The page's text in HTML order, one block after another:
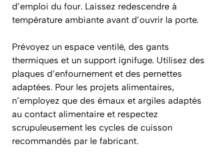
d’emploi du four. Laissez redescendre à
température ambiante avant d’ouvrir la porte.
Prévoyez un espace ventilé, des gants
thermiques et un support ignifuge. Utilisez des
plaques d’enfournement et des pernettes
adaptées. Pour les projets alimentaires,
n’employez que des émaux et argiles adaptés
au contact alimentaire et respectez
scrupuleusement les cycles de cuisson
recommandés par le fabricant.